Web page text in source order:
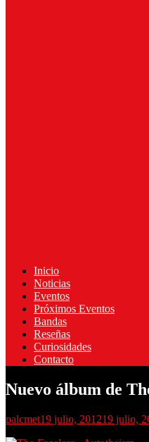
Inicio
Noticias
Eventos
Próximos Eventos
Bandas
Reseñas
Curiosidades
Contacto
Nuevo álbum de
palcmet19 julio, 201219 julio,